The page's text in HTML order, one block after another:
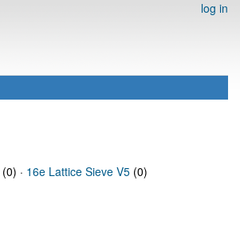
log in
(0) · 16e Lattice Sieve V5 (0)